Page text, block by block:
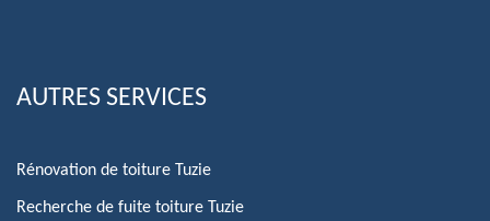
AUTRES SERVICES
Rénovation de toiture Tuzie
Recherche de fuite toiture Tuzie